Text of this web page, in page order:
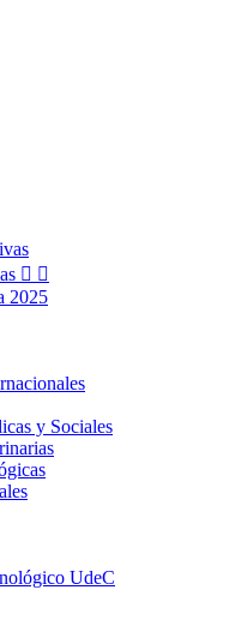
 
2025
y Sociales
UdeC